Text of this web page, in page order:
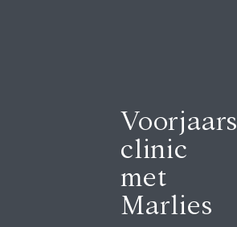
Voorjaars
clinic
met
Marlies